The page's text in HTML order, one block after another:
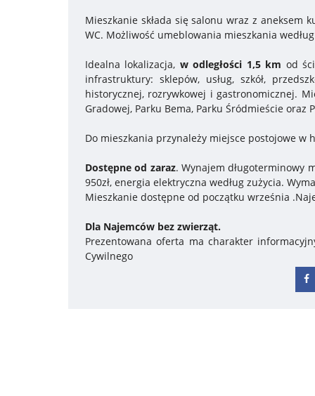
Mieszkanie składa się salonu wraz z aneksem
WC. Możliwość umeblowania mieszkania
Idealna lokalizacja, w odległości 1,5 km od
infrastruktury: sklepów, usług, szkół,
historycznej, rozrywkowej i gastronomicznej.
Gradowej, Parku Bema, Parku Śródmieście oraz
Do mieszkania przynależy miejsce postojowe w
Dostępne od zaraz. Wynajem długoterminowy
950zł, energia elektryczna według zużycia.
Mieszkanie dostępne od początku września
Dla Najemców bez zwierząt.
Prezentowana oferta ma charakter
Cywilnego